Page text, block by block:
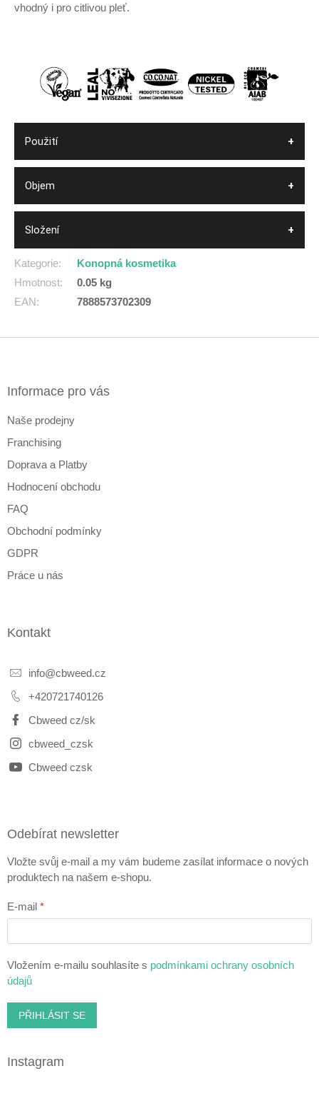
vhodný i pro citlivou pleť.
Použití
Objem
Složení
Kategorie:
Konopná kosmetika
Hmotnost:
0.05 kg
EAN: 7888573702309
Informace pro vás
Naše prodejny
Franchising
Doprava a Platby
Hodnocení obchodu
FAQ
Obchodní podmínky
GDPR
Práce u nás
Kontakt
info@cbweed.cz
+420721740126
Cbweed cz/sk
cbweed_czsk
Cbweed czsk
Odebírat newsletter
Vložte svůj e-mail a my vám budeme zasílat informace o nových
produktech na našem e-shopu.
E-mail
Vložením e-mailu souhlasíte s podmínkami ochrany osobních
údajů
PŘIHLÁSIT SE
Instagram